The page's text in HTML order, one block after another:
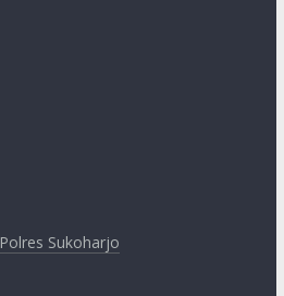
Polres Sukoharjo